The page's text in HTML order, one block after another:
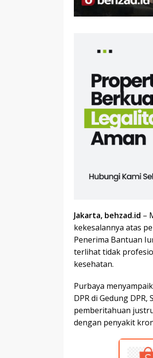
Jakarta, behzad.id –
kekesalannya atas
Penerima Bantuan
terlihat tidak
kesehatan.
Purbaya
DPR di Gedung
pemberitahuan
dengan penyakit